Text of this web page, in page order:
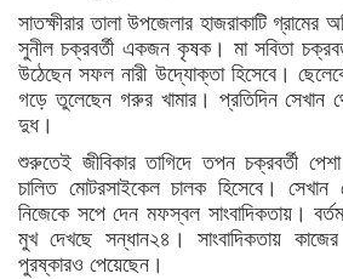
সাতক্ষীরার তালা উপজেলার হাজরাকাটি গ্রামের
সুনীল চক্রবর্তী একজন কৃষক। মা সবিতা
উঠেছেন সফল নারী উদ্যোক্তা হিসেবে।
গড়ে তুলেছেন গরুর খামার। প্রতিদিন
দুধ।
শুরুতেই জীবিকার তাগিদে তপন চক্রবর্তী
চালিত মোটরসাইকেল চালক হিসেবে।
নিজেকে সপে দেন মফস্বল সাংবাদিকতায়।
মুখ দেখছে সন্ধান২৪। সাংবাদিকতায়
পুরষ্কারও পেয়েছেন।